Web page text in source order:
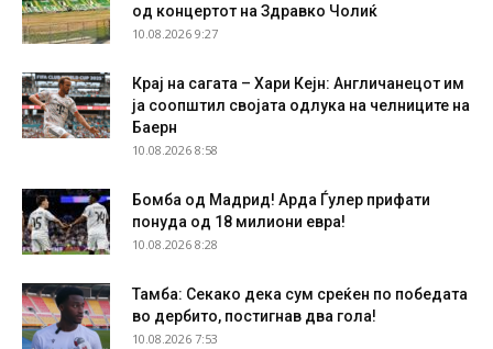
од концертот на Здравко Чолиќ
10.08.2026 9:27
Крај на сагата – Хари Кејн: Англичанецот им
ја соопштил својата одлука на челниците на
Баерн
10.08.2026 8:58
Бомба од Мадрид! Арда Ѓулер прифати
понуда од 18 милиони евра!
10.08.2026 8:28
Тамба: Секако дека сум среќен по победата
во дербито, постигнав два гола!
10.08.2026 7:53